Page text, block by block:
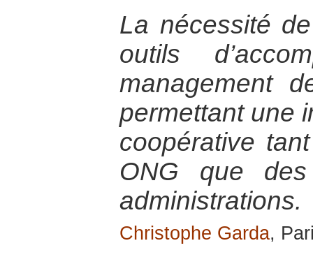
La nécessité
outils
management
permettant une
coopérative
ONG que
administrations.
Christophe Garda,